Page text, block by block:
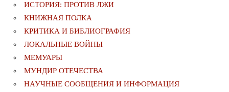
ИСТОРИЯ: ПРОТИВ ЛЖИ
КНИЖНАЯ ПОЛКА
КРИТИКА И БИБЛИОГРАФИЯ
ЛОКАЛЬНЫЕ ВОЙНЫ
МЕМУАРЫ
МУНДИР ОТЕЧЕСТВА
НАУЧНЫЕ СООБЩЕНИЯ И ИНФОРМАЦИЯ